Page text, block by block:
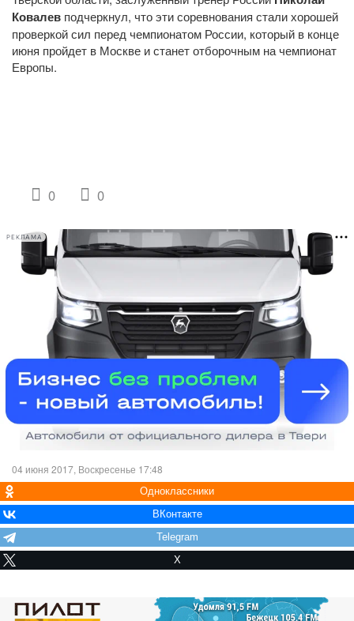
Ковалев подчеркнул, что эти соревнования стали хорошей
проверкой сил перед чемпионатом России, который в конце
июня пройдет в Москве и станет отборочным на чемпионат
Европы.
0 0
РЕКЛАМА
04 июня 2017, Воскресенье 17:48
Одноклассники
ВКонтакте
Telegram
X